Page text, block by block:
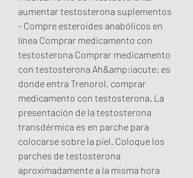
aumentar testosterona suplementos
- Compre esteroides anabólicos en
línea Comprar medicamento con
testosterona Comprar medicamento
con testosterona Ah&amp;iacute; es
donde entra Trenorol, comprar
medicamento con testosterona. La
presentación de la testosterona
transdérmica es en parche para
colocarse sobre la piel. Coloque los
parches de testosterona
aproximadamente a la misma hora